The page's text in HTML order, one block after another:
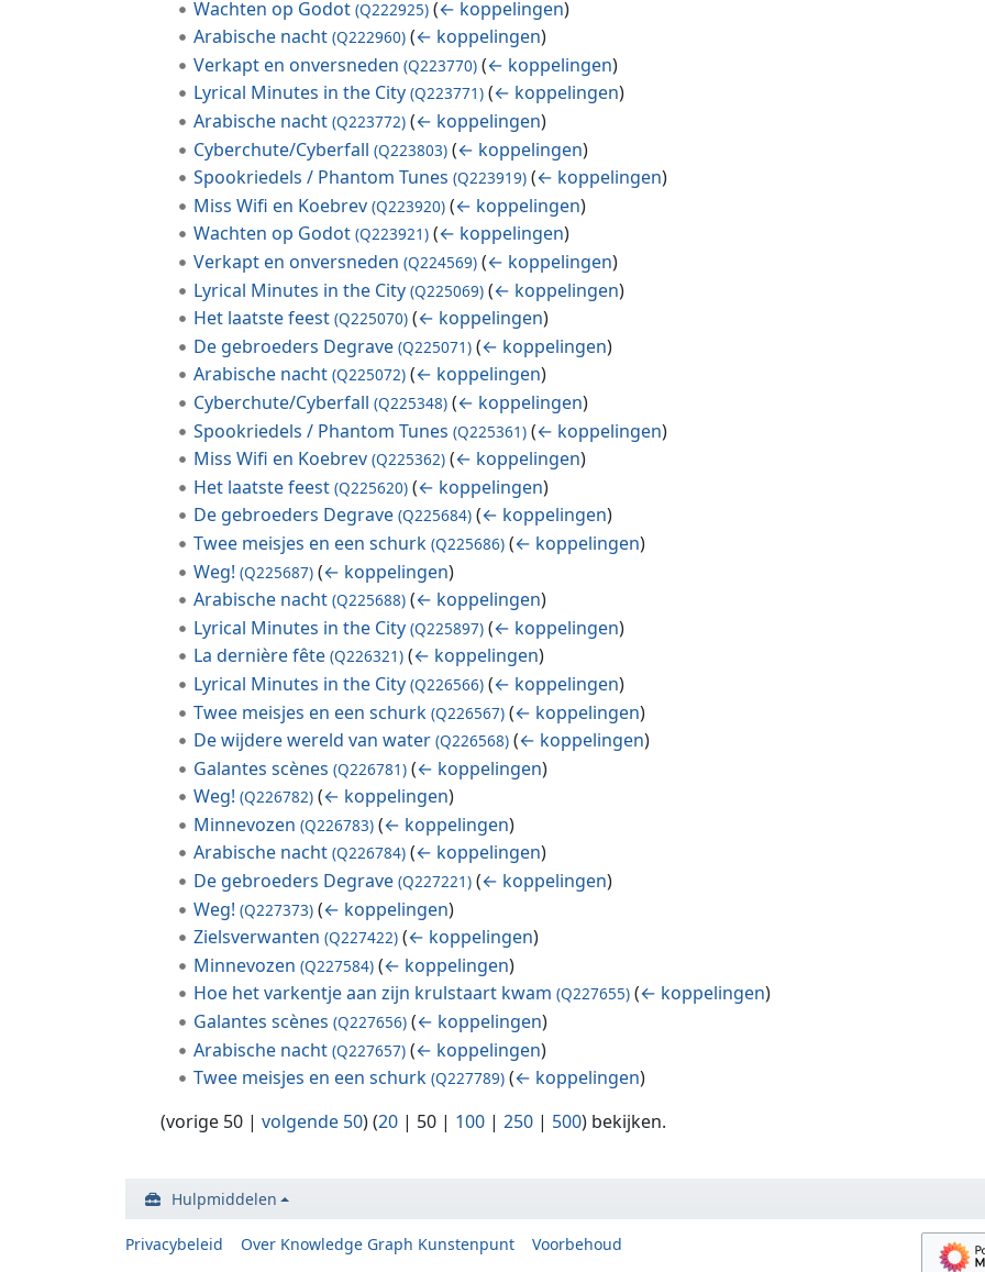
Wachten op Godot (Q222925) (← koppelingen)
Arabische nacht (Q222960) (← koppelingen)
Verkapt en onversneden (Q223770) (← koppelingen)
Lyrical Minutes in the City (Q223771) (← koppelingen)
Arabische nacht (Q223772) (← koppelingen)
Cyberchute/Cyberfall (Q223803) (← koppelingen)
Spookriedels / Phantom Tunes (Q223919) (← koppelingen)
Miss Wifi en Koebrev (Q223920) (← koppelingen)
Wachten op Godot (Q223921) (← koppelingen)
Verkapt en onversneden (Q224569) (← koppelingen)
Lyrical Minutes in the City (Q225069) (← koppelingen)
Het laatste feest (Q225070) (← koppelingen)
De gebroeders Degrave (Q225071) (← koppelingen)
Arabische nacht (Q225072) (← koppelingen)
Cyberchute/Cyberfall (Q225348) (← koppelingen)
Spookriedels / Phantom Tunes (Q225361) (← koppelingen)
Miss Wifi en Koebrev (Q225362) (← koppelingen)
Het laatste feest (Q225620) (← koppelingen)
De gebroeders Degrave (Q225684) (← koppelingen)
Twee meisjes en een schurk (Q225686) (← koppelingen)
Weg! (Q225687) (← koppelingen)
Arabische nacht (Q225688) (← koppelingen)
Lyrical Minutes in the City (Q225897) (← koppelingen)
La dernière fête (Q226321) (← koppelingen)
Lyrical Minutes in the City (Q226566) (← koppelingen)
Twee meisjes en een schurk (Q226567) (← koppelingen)
De wijdere wereld van water (Q226568) (← koppelingen)
Galantes scènes (Q226781) (← koppelingen)
Weg! (Q226782) (← koppelingen)
Minnevozen (Q226783) (← koppelingen)
Arabische nacht (Q226784) (← koppelingen)
De gebroeders Degrave (Q227221) (← koppelingen)
Weg! (Q227373) (← koppelingen)
Zielsverwanten (Q227422) (← koppelingen)
Minnevozen (Q227584) (← koppelingen)
Hoe het varkentje aan zijn krulstaart kwam (Q227655) (← koppelingen)
Galantes scènes (Q227656) (← koppelingen)
Arabische nacht (Q227657) (← koppelingen)
Twee meisjes en een schurk (Q227789) (← koppelingen)
(vorige 50 | volgende 50) (20 | 50 | 100 | 250 | 500) bekijken.
Hulpmiddelen
Privacybeleid Over Knowledge Graph Kunstenpunt Voorbehoud